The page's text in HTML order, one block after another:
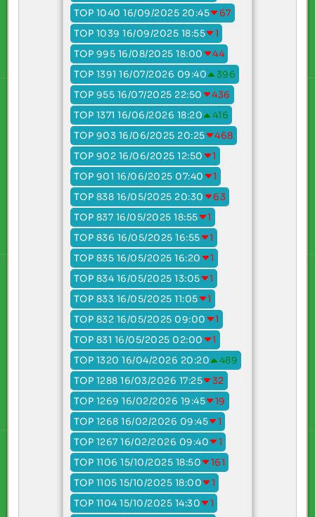
TOP 1040 16/09/2025 20:45
67
TOP 1039 16/09/2025 18:55
1
TOP 995 16/08/2025 18:00
44
TOP 1391 16/07/2026 09:40
396
TOP 955 16/07/2025 22:50
436
TOP 1371 16/06/2026 18:20
416
TOP 903 16/06/2025 20:25
468
TOP 902 16/06/2025 12:50
1
TOP 901 16/06/2025 07:40
1
TOP 838 16/05/2025 20:30
63
TOP 837 16/05/2025 18:55
1
TOP 836 16/05/2025 16:55
1
TOP 835 16/05/2025 16:20
1
TOP 834 16/05/2025 13:05
1
TOP 833 16/05/2025 11:05
1
TOP 832 16/05/2025 09:00
1
TOP 831 16/05/2025 02:00
1
TOP 1320 16/04/2026 20:20
489
TOP 1288 16/03/2026 17:25
32
TOP 1269 16/02/2026 19:45
19
TOP 1268 16/02/2026 09:45
1
TOP 1267 16/02/2026 09:40
1
TOP 1106 15/10/2025 18:50
161
TOP 1105 15/10/2025 18:00
1
TOP 1104 15/10/2025 14:30
1